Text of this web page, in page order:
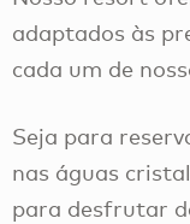
adaptados às
cada um de
Seja para
nas águas
para desfrutar